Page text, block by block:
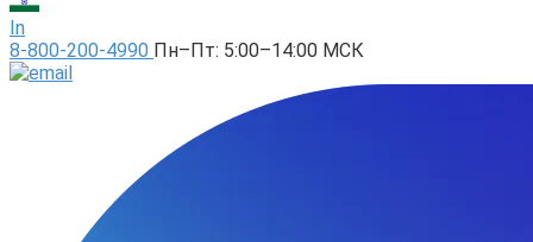
In
8-800-200-4990 Пн–Пт: 5:00–14:00 МСК